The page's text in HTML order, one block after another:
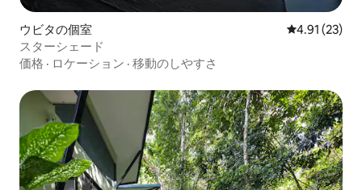
ウビタの個室 レビュー23
4.91 (23)
スターシェード
価格 · ロケーション · 移動のしやすさ